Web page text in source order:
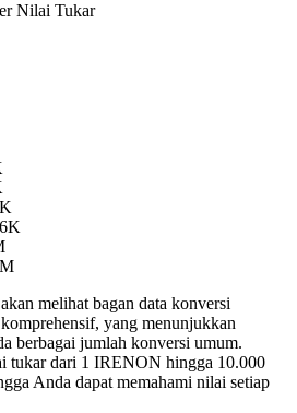
Nilai Tukar
melihat bagan data konversi
yang menunjukkan
berbagai jumlah konversi umum.
tukar dari 1 IRENON hingga 10.000
Anda dapat memahami nilai setiap